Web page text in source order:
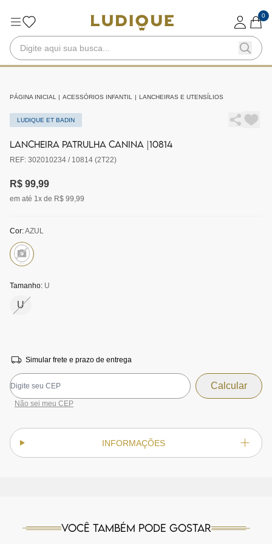
0
PÁGINA INICIAL | ACESSÓRIOS INFANTIL | LANCHEIRAS E UTENSÍLIOS
LUDIQUE ET BADIN
LANCHEIRA PATRULHA CANINA |10814
REF: 302010234 / 10814 (2T22)
R$ 99,99
em até 1x de R$ 99,99
Cor:AZUL
Tamanho: U
U
Simular frete e prazo de entrega
Não sei meu CEP
INFORMAÇÕES
Você também pode gostar